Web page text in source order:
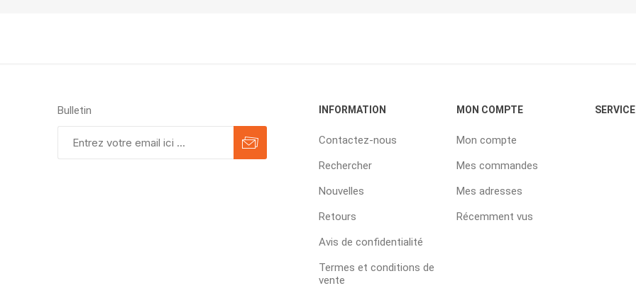
Bulletin INFORMATION
Contactez-nous
Rechercher
Nouvelles
Retours
Avis de confidentialité
Termes et conditions de
vente
MON COMPTE
Mon compte
Mes commandes
Mes adresses
Récemment vus